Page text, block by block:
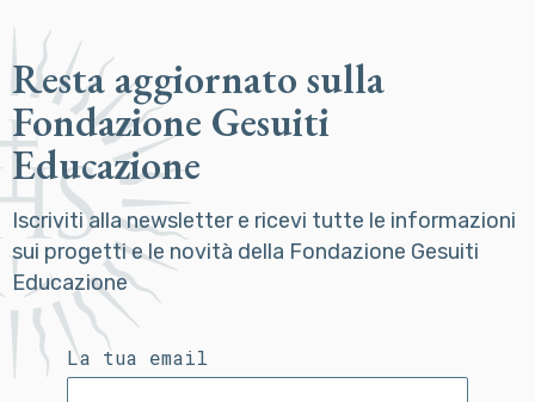
Resta aggiornato sulla
Fondazione Gesuiti
Educazione
Iscriviti alla newsletter e ricevi tutte le informazioni
sui progetti e le novità della Fondazione Gesuiti
Educazione
La tua email